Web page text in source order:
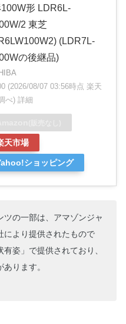
形 LDR6L-
2 東芝
(LDR7L-
の後継品)
(2026/08/07 03:56時点 楽天
べ) 詳細
天市場
ショッピング
の一部は、アマゾンジャ
により提供されたもので
姿」で提供されており、
ります。